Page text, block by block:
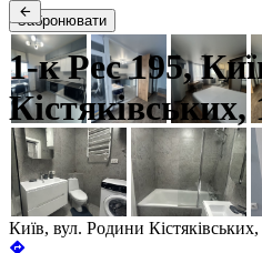
1-к Рес 195,
Кістяківських,
Забронювати
Київ, вул. Родини